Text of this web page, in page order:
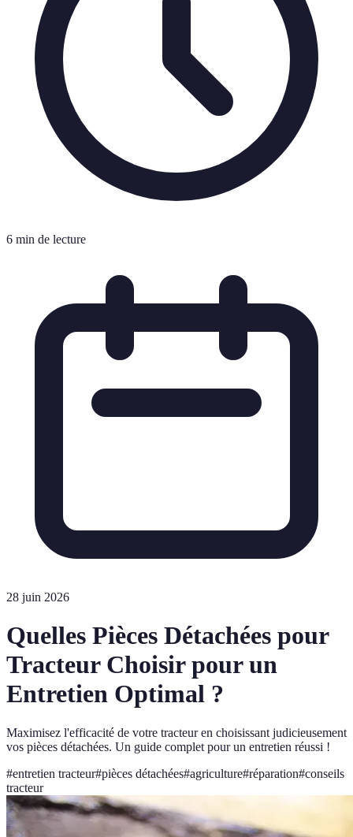
6 min de lecture
28 juin 2026
Quelles Pièces Détachées pour
Tracteur Choisir pour un
Entretien Optimal ?
Maximisez l'efficacité de votre tracteur en choisissant judicieusement
vos pièces détachées. Un guide complet pour un entretien réussi !
#entretien tracteur#pièces détachées#agriculture#réparation#conseils
tracteur